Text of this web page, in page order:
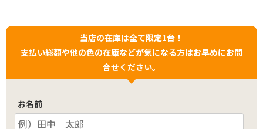
当店の在庫は全て限定1台！
支払い総額や他の色の在庫などが気になる方はお早めにお問
合せください。
お名前